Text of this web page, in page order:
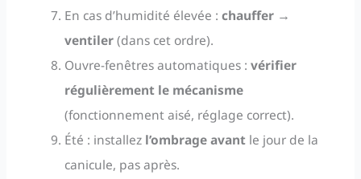
En cas d’humidité élevée :chauffer →
ventiler(dans cet ordre).
Ouvre-fenêtres automatiques :vérifier
régulièrement le mécanisme
(fonctionnement aisé, réglage correct).
Été : installez l’ombrage avant le jour de la
canicule, pas après.